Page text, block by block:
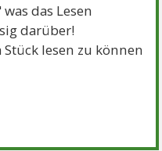
das Lesen
darüber!
lesen zu können